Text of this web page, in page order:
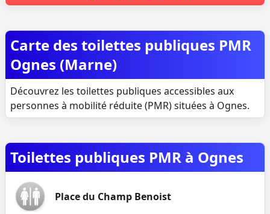
Carte des toilettes publiques PMR
Ognes (Marne)
Découvrez les toilettes publiques accessibles aux
personnes à mobilité réduite (PMR) situées à Ognes.
Toilettes publiques PMR à Ognes
Place du Champ Benoist